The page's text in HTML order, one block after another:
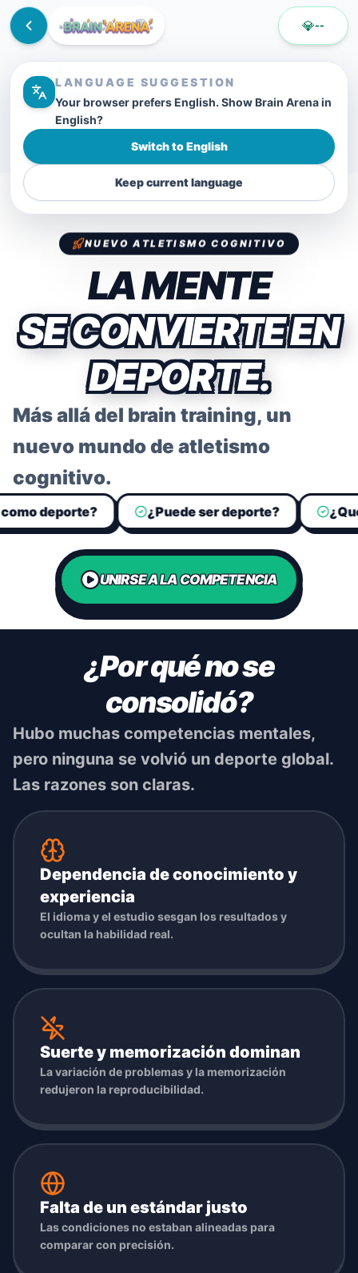
LANGUAGE SUGGESTION
Your browser prefers English. Show Brain Arena in
English?
Switch to English
Keep current language
💎--
NUEVO ATLETISMO COGNITIVO
LA MENTE
SE CONVIERTE EN
DEPORTE.
Más allá del brain training, un
nuevo mundo de atletismo
cognitivo.
deporte? ¿Puede ser deporte? ¿Qué
UNIRSE A LA COMPETENCIA
¿Por qué no se
consolidó?
Hubo muchas competencias mentales,
pero ninguna se volvió un deporte global.
Las razones son claras.
Dependencia de conocimiento y
experiencia
El idioma y el estudio sesgan los resultados y
ocultan la habilidad real.
Suerte y memorización dominan
La variación de problemas y la memorización
redujeron la reproducibilidad.
Falta de un estándar justo
Las condiciones no estaban alineadas para
comparar con precisión.